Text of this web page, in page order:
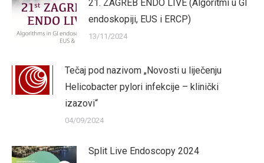
21. ZAGREB ENDO LIVE (Algoritmi u GI
endoskopiji, EUS i ERCP)
13/11/2024
Tečaj pod nazivom „Novosti u liječenju
Helicobacter pylori infekcije – klinički
izazovi“
04/09/2024
Split Live Endoscopy 2024